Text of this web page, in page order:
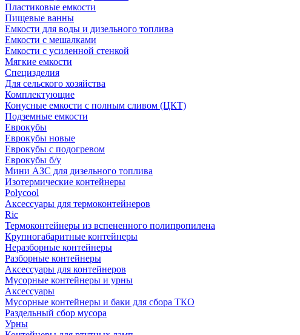
Пластиковые емкости
Пищевые ванны
Емкости для воды и дизельного топлива
Емкости с мешалками
Емкости с усиленной стенкой
Мягкие емкости
Специзделия
Для сельского хозяйства
Комплектующие
Конусные емкости с полным сливом (ЦКТ)
Подземные емкости
Еврокубы
Еврокубы новые
Еврокубы с подогревом
Еврокубы б/у
Мини АЗС для дизельного топлива
Изотермические контейнеры
Polycool
Аксессуары для термоконтейнеров
Ric
Термоконтейнеры из вспененного полипропилена
Крупногабаритные контейнеры
Неразборные контейнеры
Разборные контейнеры
Аксессуары для контейнеров
Мусорные контейнеры и урны
Аксессуары
Мусорные контейнеры и баки для сбора ТКО
Раздельный сбор мусора
Урны